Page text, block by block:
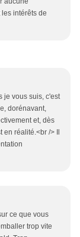
intérêts de
je vous suis, c'est
dorénavant,
et, dès
réalité.<br /> Il
ce que vous
trop vite